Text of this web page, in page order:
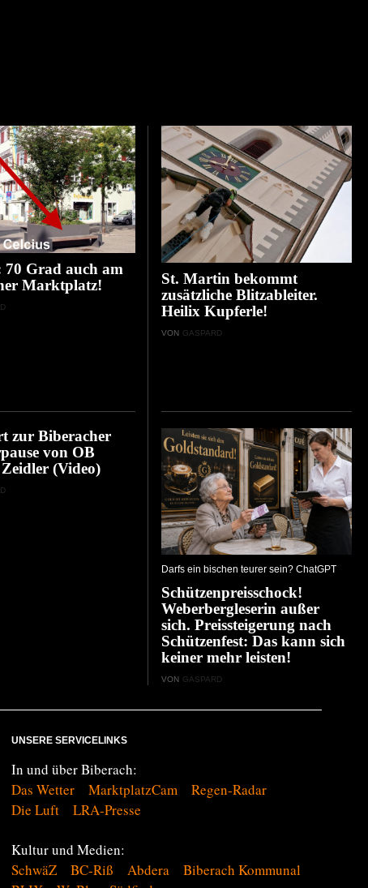
Grad auch am
Marktplatz!
St. Martin bekommt
zusätzliche Blitzableiter.
Heilix Kupferle!
VON GASPARD
zur Biberacher
von OB
(Video)
Darfs ein bischen teurer sein? ChatGPT
Schützenpreisschock!
Weberbergleserin außer
sich. Preissteigerung nach
Schützenfest: Das kann sich
keiner mehr leisten!
VON GASPARD
UNSERE SERVICELINKS
In und über Biberach:
Das Wetter
MarktplatzCam
Regen-Radar
Die Luft
LRA-Presse
Kultur und Medien:
SchwäZ
BC-Riß Abdera
Biberach Kommunal